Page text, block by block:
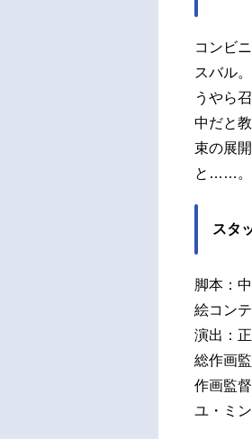
コンビ
スバル
うやら
中だと
束の展
と……。
スタ
脚本：
絵コン
演出：
総作画
作画監
ユ・ミ